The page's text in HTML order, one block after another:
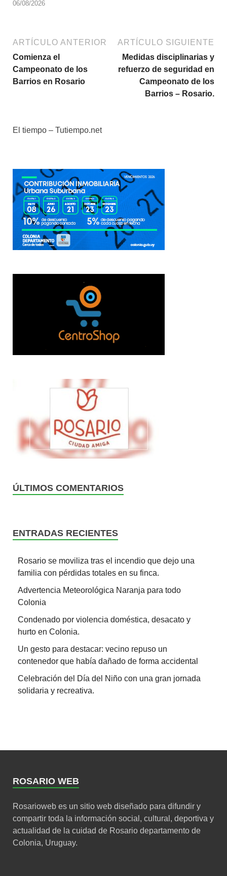
06/08/2026
ARTÍCULO ANTERIOR
Comienza el
Campeonato de los
Barrios en Rosario
ARTÍCULO SIGUIENTE
Medidas disciplinarias y
refuerzo de seguridad en
Campeonato de los
Barrios – Rosario.
El tiempo – Tutiempo.net
ÚLTIMOS COMENTARIOS
ENTRADAS RECIENTES
Rosario se moviliza tras el incendio que dejo una
familia con pérdidas totales en su finca.
Advertencia Meteorológica Naranja para todo
Colonia
Condenado por violencia doméstica, desacato y
hurto en Colonia.
Un gesto para destacar: vecino repuso un
contenedor que había dañado de forma accidental
Celebración del Día del Niño con una gran jornada
solidaria y recreativa.
ROSARIO WEB
Rosarioweb es un sitio web diseñado para difundir y
compartir toda la información social, cultural, deportiva y
actualidad de la cuidad de Rosario departamento de
Colonia, Uruguay.